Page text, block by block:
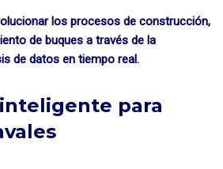
los procesos de construcción,
de buques a través de la
de datos en tiempo real.
para